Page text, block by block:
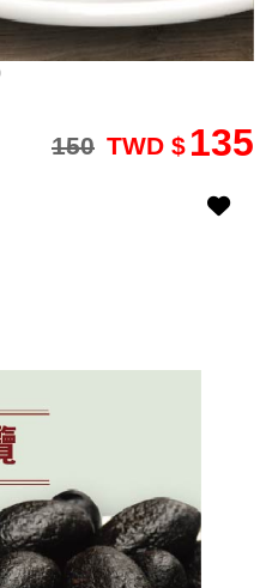
135
TWD $
150